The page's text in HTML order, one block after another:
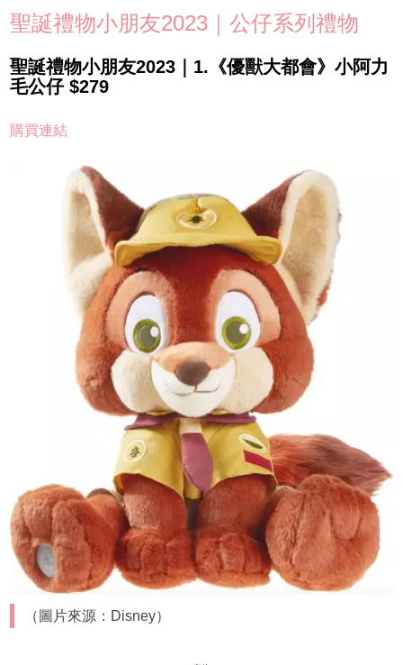
聖誕禮物小朋友2023｜公仔系列禮物
聖誕禮物小朋友2023｜1.《優獸大都會》小阿力
毛公仔 $279
購買連結
（圖片來源：Disney）